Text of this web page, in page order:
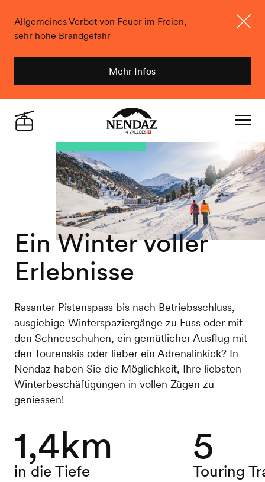
Allgemeines Verbot von Feuer im Freien,
sehr hohe Brandgefahr
Mehr Infos
Nendaz
Ein Winter voller
Erlebnisse
Rasanter Pistenspass bis nach Betriebsschluss,
ausgiebige Winterspaziergänge zu Fuss oder mit
den Schneeschuhen, ein gemütlicher Ausflug mit
den Tourenskis oder lieber ein Adrenalinkick? In
Nendaz haben Sie die Möglichkeit, Ihre liebsten
Winterbeschäftigungen in vollen Zügen zu
geniessen!
1,4km
in die Tiefe
5
Touring